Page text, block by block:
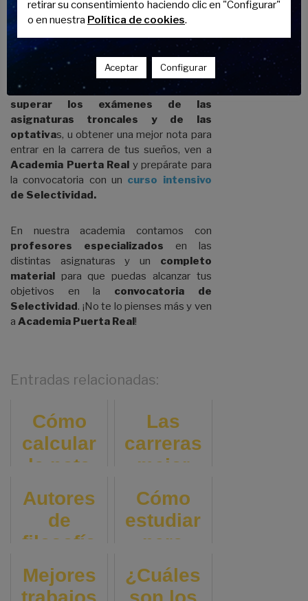
Selectividad con
Academia Puerta
Real
Si necesitas un último empujón para
superar los exámenes de las
asignaturas troncales y de las
optativas, u obtener una mejor nota para
entrar en la carrera de tus sueños, ven a
Academia Puerta Real y prepárate para
la convocatoria con un curso intensivo
de Selectividad.
En nuestra academia contamos con
profesores especializados en las
distintas asignaturas y un completo
material para que puedas alcanzar tus
objetivos en la convocatoria de
Selectividad. ¡No te lo pienses más y ven
a Academia Puerta Real!
Entradas relacionadas:
Cómo
calcular
la nota
de
admisión
a la
dad: En 5
Las
carreras
mejor
pagadas
en 2025:
lo que
saber
Autores
de
filosofía
que
tienes
Cómo
estudiar
para
selectivi
dad:
Mejores
¿Cuáles
retirar su consentimiento haciendo clic en "Configurar"
o en nuestra Política de cookies.
Aceptar Configurar